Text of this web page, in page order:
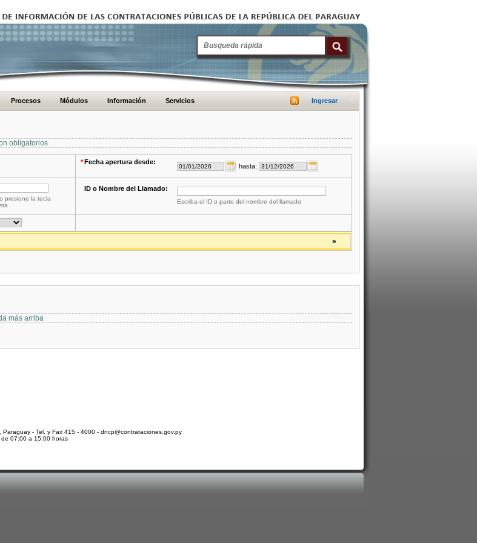
Procesos Módulos Información Servicios Ingresar
obligatorios
*Fecha apertura desde:
hasta:
presione la tecla
ID o Nombre del Llamado:
Escriba el ID o parte del nombre del llamado
»
más arriba
- Tel. y Fax 415 - 4000 - dncp@contrataciones.gov.py
07:00 a 15:00 horas